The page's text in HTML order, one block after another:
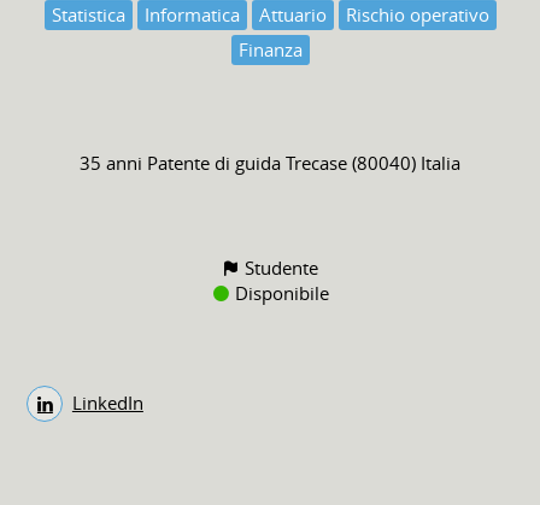
Statistica Informatica Attuario
Rischio operativo
Finanza
35 anni Patente di guida Trecase (80040) Italia
Studente
Disponibile
LinkedIn